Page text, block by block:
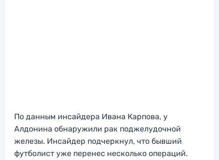
По данным инсайдера Ивана Карпова, у
Алдонина обнаружили рак поджелудочной
железы. Инсайдер подчеркнул, что бывший
футболист уже перенес несколько операций.